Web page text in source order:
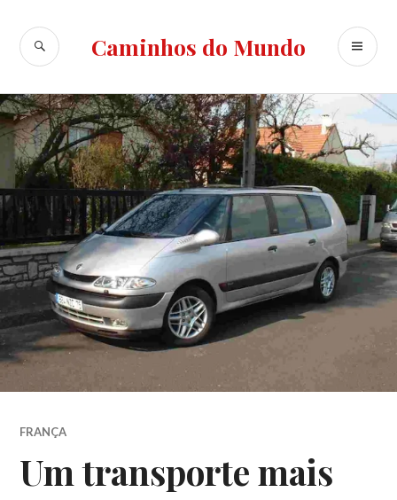
para
conteúdo
Caminhos do Mundo
BUSCA
FRANÇA
Um transporte mais